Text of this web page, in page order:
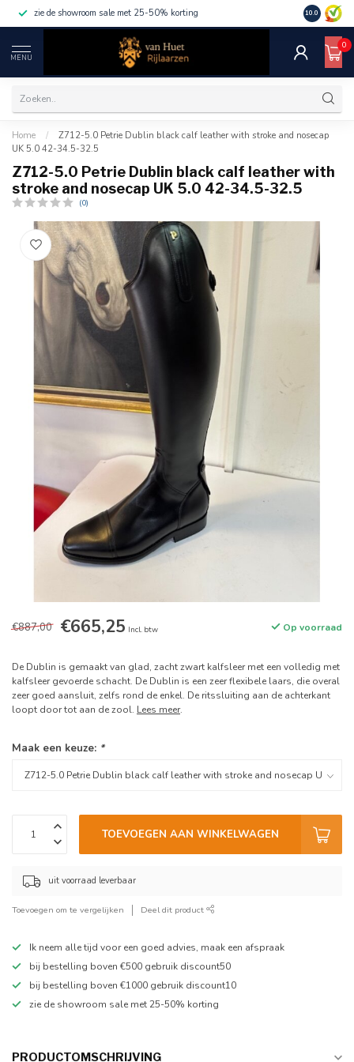
zie de showroom sale met 25-50% korting 10.0
MENU
0
Home /
Z712-5.0 Petrie Dublin black calf leather with stroke and nosecap
UK 5.0 42-34.5-32.5
Z712-5.0 Petrie Dublin black calf leather with
stroke and nosecap UK 5.0 42-34.5-32.5
(0)
€887,00 €665,25 Incl. btw Op voorraad
De Dublin is gemaakt van glad, zacht zwart kalfsleer met een volledig met
kalfsleer gevoerde schacht. De Dublin is een zeer flexibele laars, die overal
zeer goed aansluit, zelfs rond de enkel. De ritssluiting aan de achterkant
loopt door tot aan de zool. Lees meer.
Maak een keuze: *
TOEVOEGEN AAN WINKELWAGEN
uit voorraad leverbaar
Toevoegen om te vergelijken Deel dit product
Ik neem alle tijd voor een goed advies, maak een afspraak
bij bestelling boven €500 gebruik discount50
bij bestelling boven €1000 gebruik discount10
zie de showroom sale met 25-50% korting
PRODUCTOMSCHRIJVING